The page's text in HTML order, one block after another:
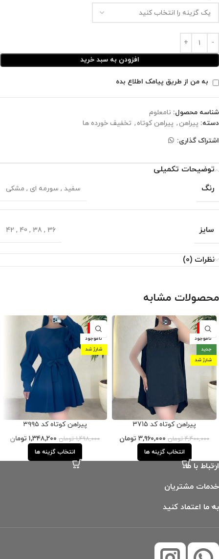
افزودن به سبد خرید
به من از طریق پیامک اطلاع بده
شناسه محصول: نامعلوم
دسته: پیراهن , پیراهن کوتاه , تخفیف خورده ها
اشتراک گذاری:
توضیحات تکمیلی
رنگ
سفید , سورمه ای , مشکی
سایز 36
,
38
,
40
,
42
نظرات (0)
محصولات مشابه
-10%
ناموجود
جدید
شارژ شد
پیراهن کوتاه کد 3715
۴,۴۰۰,۰۰۰ تومان ۳,۹۶۰,۰۰۰ تومان
انتخاب گزینه ها
-10%
ناموجود
شارژ شد
پیراهن کوتاه کد ۳۹۹۵
۱,۴۹۸,۰۰۰ تومان ۱,۳۴۸,۲۰۰ تومان
انتخاب گزینه ها
ارتباط با ما
خدمات مشتریان
به ما اعتماد کنید